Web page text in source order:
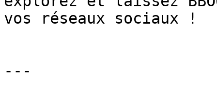
vos réseaux sociaux !
---